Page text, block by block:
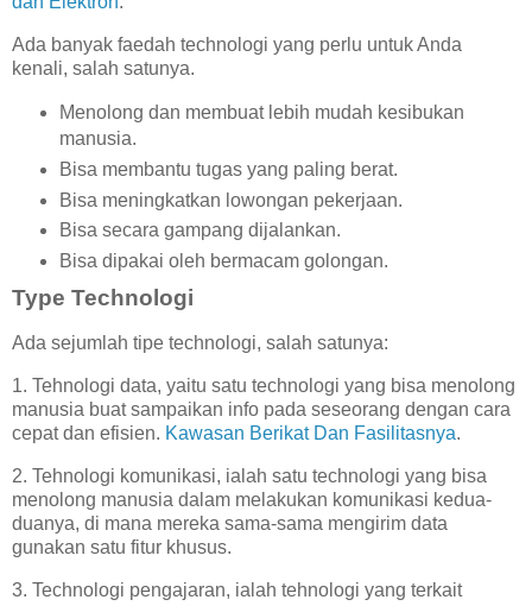
Ada banyak faedah technologi yang perlu untuk Anda
kenali, salah satunya.
Menolong dan membuat lebih mudah kesibukan
manusia.
Bisa membantu tugas yang paling berat.
Bisa meningkatkan lowongan pekerjaan.
Bisa secara gampang dijalankan.
Bisa dipakai oleh bermacam golongan.
Type Technologi
Ada sejumlah tipe technologi, salah satunya:
1. Tehnologi data, yaitu satu technologi yang bisa menolong
manusia buat sampaikan info pada seseorang dengan cara
cepat dan efisien. Kawasan Berikat Dan Fasilitasnya.
2. Tehnologi komunikasi, ialah satu technologi yang bisa
menolong manusia dalam melakukan komunikasi kedua-
duanya, di mana mereka sama-sama mengirim data
gunakan satu fitur khusus.
3. Technologi pengajaran, ialah tehnologi yang terkait